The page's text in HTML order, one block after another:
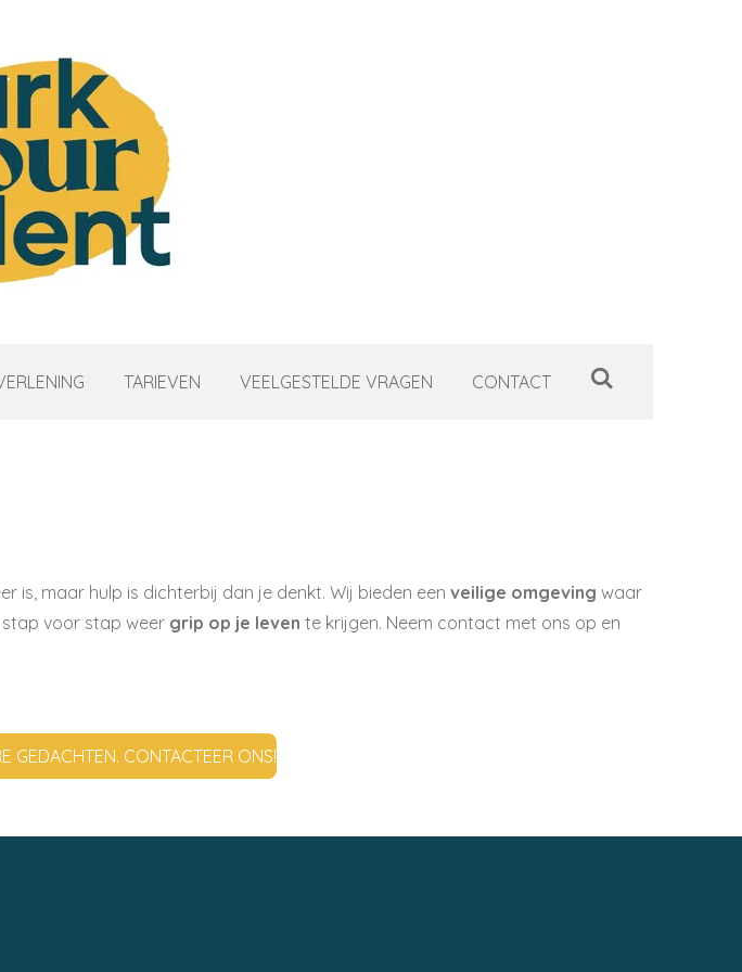
TARIEVEN VEELGESTELDE VRAGEN CONTACT
is, maar hulp is dichterbij dan je denkt. Wij bieden een veilige omgeving waar
stap voor stap weer grip op je leven te krijgen. Neem contact met ons op en
GEDACHTEN. CONTACTEER ONS!